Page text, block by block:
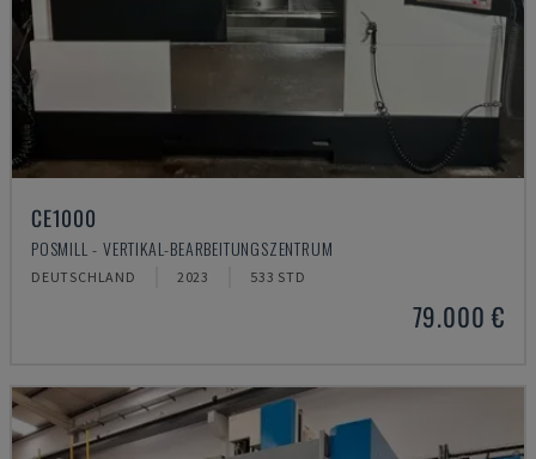
CE1000
POSMILL - VERTIKAL-BEARBEITUNGSZENTRUM
DEUTSCHLAND 2023 533 STD
79.000 €